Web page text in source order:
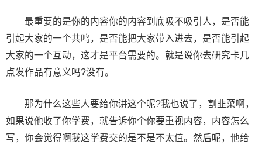
最重要的是你的内容你的内容到底吸不吸引人，是否能
引起大家的一个共鸣，是否能把大家带入进去，是否能引起
大家的一个互动，这才是平台需要的。就是说你去研究卡几
点发作品有意义吗?没有。
那为什么这些人要给你讲这个呢?我也说了，割韭菜啊，
如果说他收了你学费，就告诉你个你要重视内容，内容怎么
写，你会觉得啊我这学费交的是不是不太值。然后呢，他给